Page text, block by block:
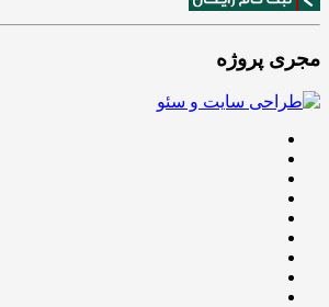
مجری پروژه